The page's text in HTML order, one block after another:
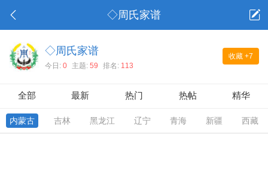
◇周氏家谱
收藏 +7
◇周氏家谱
今日: 0 主题: 59 排名: 113
全部 最新 热门 热帖 精华
内蒙古 吉林 黑龙江 辽宁 青海 新疆 西藏